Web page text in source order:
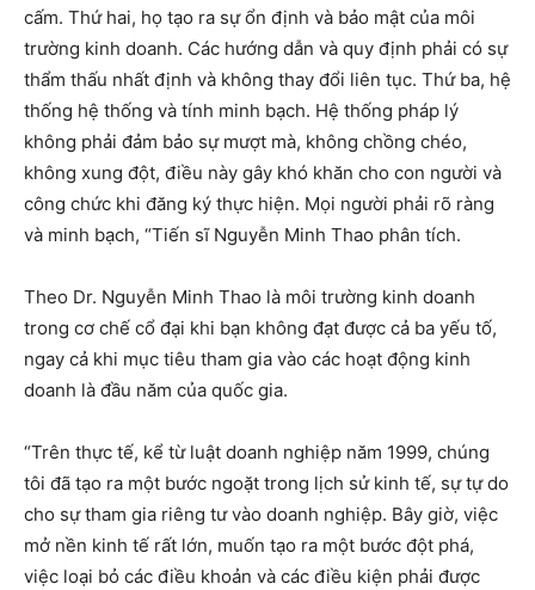
cấm. Thứ hai, họ tạo ra sự ổn định và bảo mật của môi
trường kinh doanh. Các hướng dẫn và quy định phải có sự
thẩm thấu nhất định và không thay đổi liên tục. Thứ ba, hệ
thống hệ thống và tính minh bạch. Hệ thống pháp lý
không phải đảm bảo sự mượt mà, không chồng chéo,
không xung đột, điều này gây khó khăn cho con người và
công chức khi đăng ký thực hiện. Mọi người phải rõ ràng
và minh bạch, “Tiến sĩ Nguyễn Minh Thao phân tích.
Theo Dr. Nguyễn Minh Thao là môi trường kinh doanh
trong cơ chế cổ đại khi bạn không đạt được cả ba yếu tố,
ngay cả khi mục tiêu tham gia vào các hoạt động kinh
doanh là đầu năm của quốc gia.
“Trên thực tế, kể từ luật doanh nghiệp năm 1999, chúng
tôi đã tạo ra một bước ngoặt trong lịch sử kinh tế, sự tự do
cho sự tham gia riêng tư vào doanh nghiệp. Bây giờ, việc
mở nền kinh tế rất lớn, muốn tạo ra một bước đột phá,
việc loại bỏ các điều khoản và các điều kiện phải được